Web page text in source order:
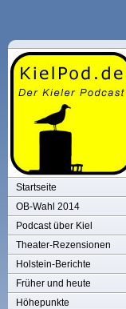
Startseite
OB-Wahl 2014
Podcast über Kiel
Theater-Rezensionen
Holstein-Berichte
Früher und heute
Höhepunkte